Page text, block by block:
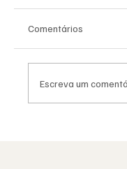
Comentários
Escreva um